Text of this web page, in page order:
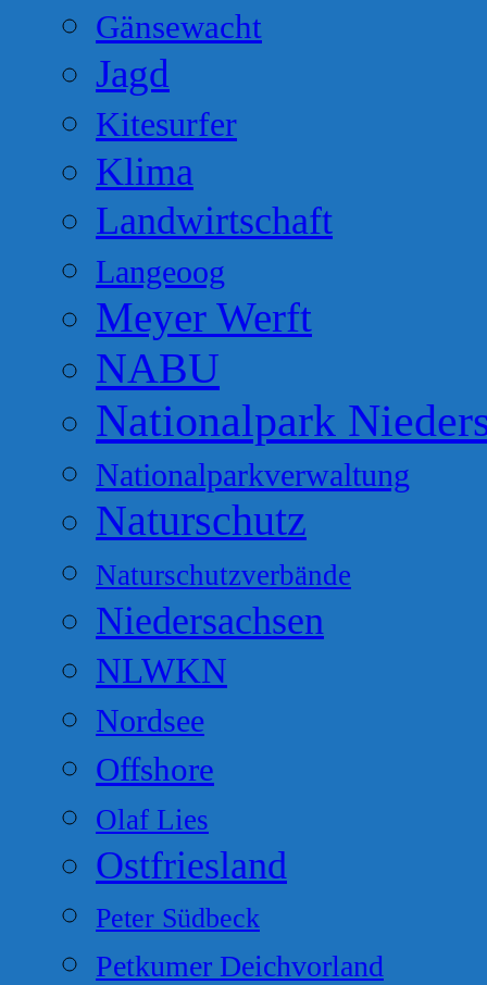
Gänsewacht
Jagd
Kitesurfer
Klima
Landwirtschaft
Langeoog
Meyer Werft
NABU
Nationalpark
Nationalparkverwaltung
Naturschutz
Naturschutzverbände
Niedersachsen
NLWKN
Nordsee
Offshore
Olaf Lies
Ostfriesland
Peter Südbeck
Petkumer Deichvorland